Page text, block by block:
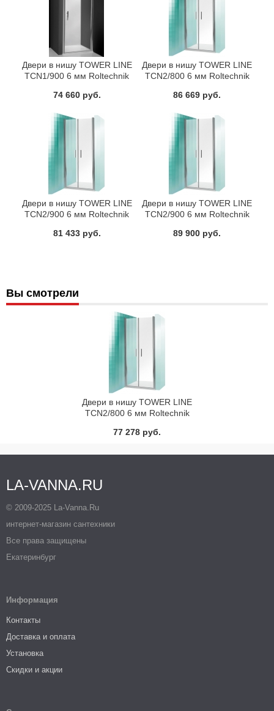
Двери в нишу TOWER LINE
TCN1/900 6 мм Roltechnik
74 660 руб.
Двери в нишу TOWER LINE
TCN2/800 6 мм Roltechnik
86 669 руб.
Двери в нишу TOWER LINE
TCN2/900 6 мм Roltechnik
81 433 руб.
Двери в нишу TOWER LINE
TCN2/900 6 мм Roltechnik
89 900 руб.
Вы смотрели
Двери в нишу TOWER LINE
TCN2/800 6 мм Roltechnik
77 278 руб.
LA-VANNA.RU
© 2009-2025 La-Vanna.Ru
интернет-магазин сантехники
Все права защищены
Екатеринбург
Информация
Контакты
Доставка и оплата
Установка
Скидки и акции